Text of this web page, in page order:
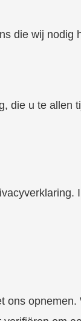
die wij nodig
die u te allen
ons